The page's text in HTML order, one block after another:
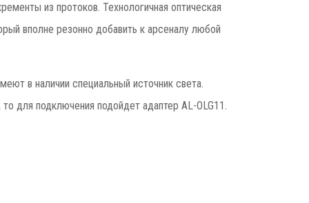
из протоков. Технологичная оптическая
вполне резонно добавить к арсеналу любой
в наличии специальный источник света.
для подключения подойдет адаптер AL-OLG11.